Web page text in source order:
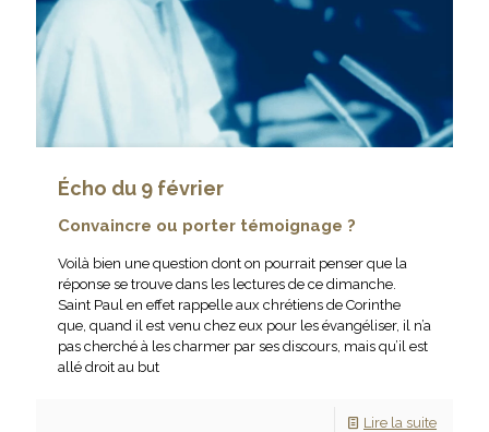
Écho du 9 février
Convaincre ou porter témoignage ?
Voilà bien une question dont on pourrait penser que la
réponse se trouve dans les lectures de ce dimanche.
Saint Paul en effet rappelle aux chrétiens de Corinthe
que, quand il est venu chez eux pour les évangéliser, il n’a
pas cherché à les charmer par ses discours, mais qu’il est
allé droit au but
Lire la suite